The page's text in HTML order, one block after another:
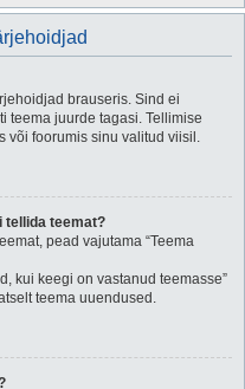
brauseris. Sind ei
teema juurde tagasi. Tellimise
või foorumis sinu valitud viisil.
tellida teemat?
pead vajutama “Teema
kui keegi on vastanud teemasse”
teema uuendused.